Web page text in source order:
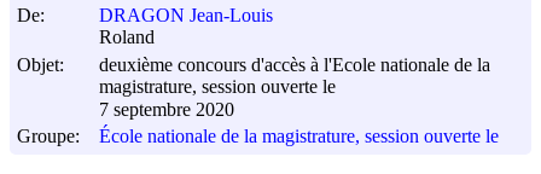
De:
DRAGON Jean-Louis
Roland
Objet:
deuxième concours d'accès à l'Ecole nationale de la
magistrature, session ouverte le
7 septembre 2020
Groupe:
École nationale de la magistrature, session ouverte le